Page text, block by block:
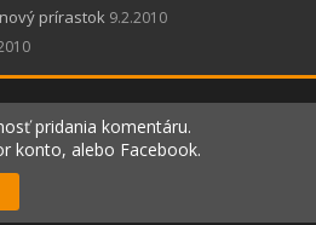
prírastok 9.2.2010
pridania komentáru.
konto, alebo Facebook.